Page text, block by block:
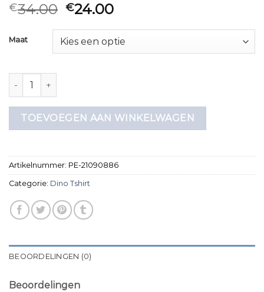
€34.00 €24.00
Maat
dino tshirt aantal
TOEVOEGEN AAN WINKELWAGEN
Artikelnummer: PE-21090886
Categorie: Dino Tshirt
BEOORDELINGEN (0)
Beoordelingen